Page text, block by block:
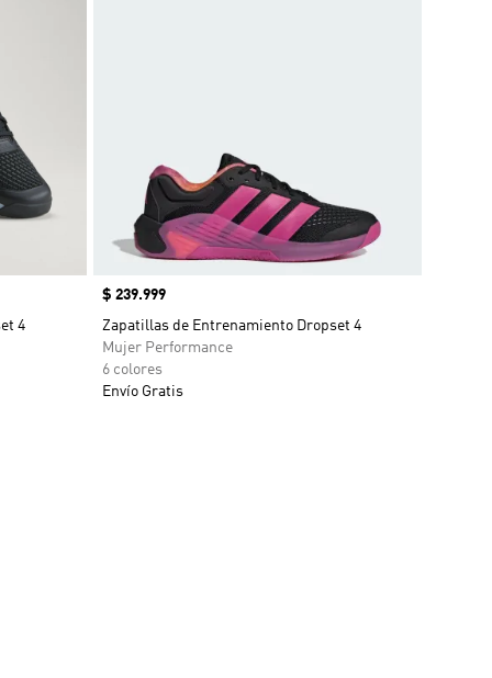
4
Precio
$ 239.999
Zapatillas de Entrenamiento Dropset 4
Mujer Performance
6 colores
Envío Gratis